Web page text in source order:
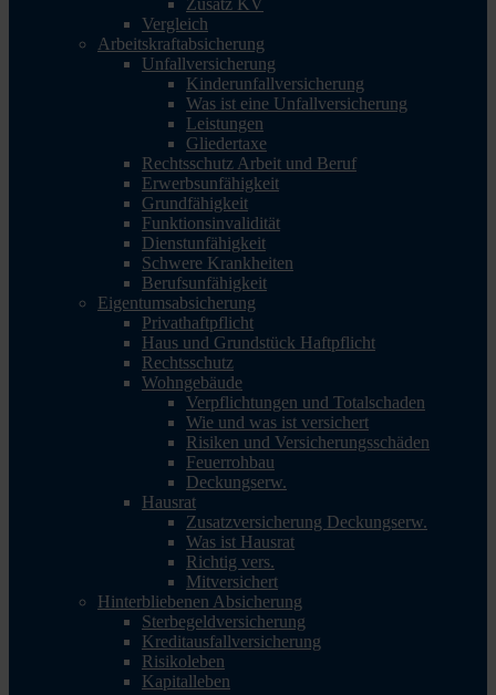
Zusatz KV
Vergleich
Arbeitskraftabsicherung
Unfallversicherung
Kinderunfallversicherung
Was ist eine Unfallversicherung
Leistungen
Gliedertaxe
Rechtsschutz Arbeit und Beruf
Erwerbsunfähigkeit
Grundfähigkeit
Funktionsinvalidität
Dienstunfähigkeit
Schwere Krankheiten
Berufsunfähigkeit
Eigentumsabsicherung
Privathaftpflicht
Haus und Grundstück Haftpflicht
Rechtsschutz
Wohngebäude
Verpflichtungen und Totalschaden
Wie und was ist versichert
Risiken und Versicherungsschäden
Feuerrohbau
Deckungserw.
Hausrat
Zusatzversicherung Deckungserw.
Was ist Hausrat
Richtig vers.
Mitversichert
Hinterbliebenen Absicherung
Sterbegeldversicherung
Kreditausfallversicherung
Risikoleben
Kapitalleben